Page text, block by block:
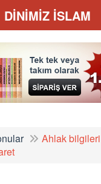
DİNİMİZ İSLAM
Ahlak bilgileri